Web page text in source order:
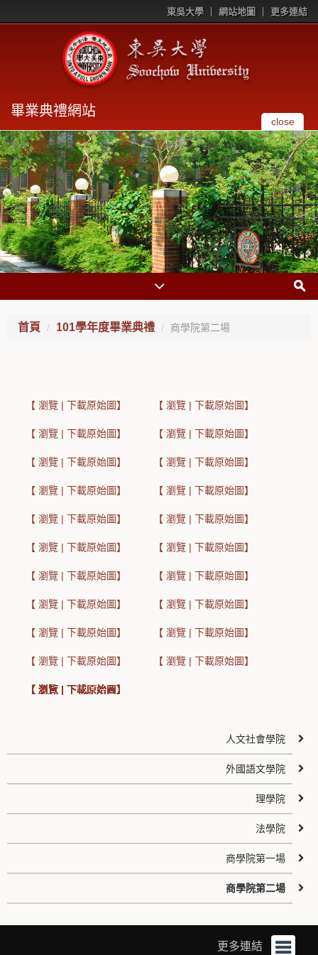
東吳大學 網站地圖 更多連結
畢業典禮網站
close
首頁 101學年度畢業典禮 商學院第二場
【 瀏覽 | 下載原始圖】 【 瀏覽 | 下載原始圖】
【 瀏覽 | 下載原始圖】 【 瀏覽 | 下載原始圖】
【 瀏覽 | 下載原始圖】 【 瀏覽 | 下載原始圖】
【 瀏覽 | 下載原始圖】 【 瀏覽 | 下載原始圖】
【 瀏覽 | 下載原始圖】 【 瀏覽 | 下載原始圖】
【 瀏覽 | 下載原始圖】 【 瀏覽 | 下載原始圖】
【 瀏覽 | 下載原始圖】 【 瀏覽 | 下載原始圖】
【 瀏覽 | 下載原始圖】 【 瀏覽 | 下載原始圖】
【 瀏覽 | 下載原始圖】 【 瀏覽 | 下載原始圖】
【 瀏覽 | 下載原始圖】 【 瀏覽 | 下載原始圖】
【 瀏覽 | 下載原始圖】
【 瀏覽 | 下載原始圖】
【 瀏覽 | 下載原始圖】
【 瀏覽 | 下載原始圖】
【 瀏覽 | 下載原始圖】
【 瀏覽 | 下載原始圖】
【 瀏覽 | 下載原始圖】
【 瀏覽 | 下載原始圖】
【 瀏覽 | 下載原始圖】
【 瀏覽 | 下載原始圖】
【 瀏覽 | 下載原始圖】
【 瀏覽 | 下載原始圖】
【 瀏覽 | 下載原始圖】
【 瀏覽 | 下載原始圖】
【 瀏覽 | 下載原始圖】
【 瀏覽 | 下載原始圖】
【 瀏覽 | 下載原始圖】
【 瀏覽 | 下載原始圖】
【 瀏覽 | 下載原始圖】
【 瀏覽 | 下載原始圖】
人文社會學院
外國語文學院
理學院
法學院
商學院第一場
商學院第二場
更多連結